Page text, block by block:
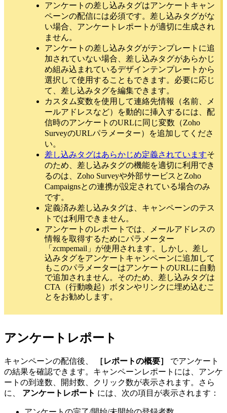
アンケートの差し込みタグはアンケートキャン
ペーンの配信には必須です。差し込みタグがな
い場合、アンケートレポートが適切に生成され
ません。
アンケートの差し込みタグがテンプレートに追
加されていない場合、差し込みタグがあらかじ
め組み込まれているデザインテンプレートから
選択して使用することもできます。必要に応じ
て、差し込みタグを編集できます。
カスタム変数を使用して連絡先情報（名前、メ
ールアドレスなど）を動的に挿入するには、配
信時のアンケートのURLに同じ変数（Zoho
SurveyのURLパラメーター）を追加してくださ
い。
差し込みタグはあらかじめ定義されていますそ
のため、差し込みタグの機能を適切に利用でき
るのは、Zoho Surveyや外部サービスとZoho
Campaignsとの連携が設定されている場合のみ
です。
定義済み差し込みタグは、キャンペーンのテス
トでは利用できません。
アンケートのレポートでは、メールアドレスの
情報を取得するためにパラメーター
「zcmpemail」が使用されます。しかし、差し
込みタグをアンケートキャンペーンに追加して
もこのパラメーターはアンケートのURLに自動
で追加されません。そのため、差し込みタグは
CTA（行動喚起）ボタンやリンクに埋め込むこ
とをお勧めします。
アンケートレポート
キャンペーンの配信後、 ［レポートの概要］ でアンケート
の結果を確認できます。キャンペーンレポートには、アンケ
ートの到達数、開封数、クリック数が表示されます。さら
に、 アンケートレポート には、次の項目が表示されます：